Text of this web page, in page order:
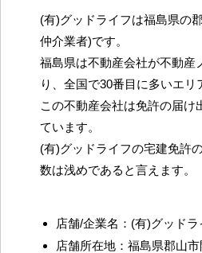
(有)グッドライフは福島県の
仲介業者)です。
福島県は不動産会社が不動産
り、全国で30番目に多いエリ
この不動産会社は免許の届
ています。
(有)グッドライフの宅建免許
数は浅めであると言えます。
店舗/企業名：(有)グッドラ
店舗所在地：福島県郡山